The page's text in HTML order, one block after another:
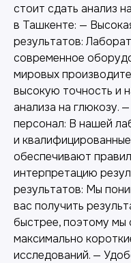
стоит сдать анализ
в Ташкенте: —
результатов:
современное
мировых
высокую точность и
анализа на глюкозу.
персонал: В нашей
и
обеспечивают
интерпретацию
результатов: Мы
вас получить
быстрее, поэтому мы
максимально
исследований. —